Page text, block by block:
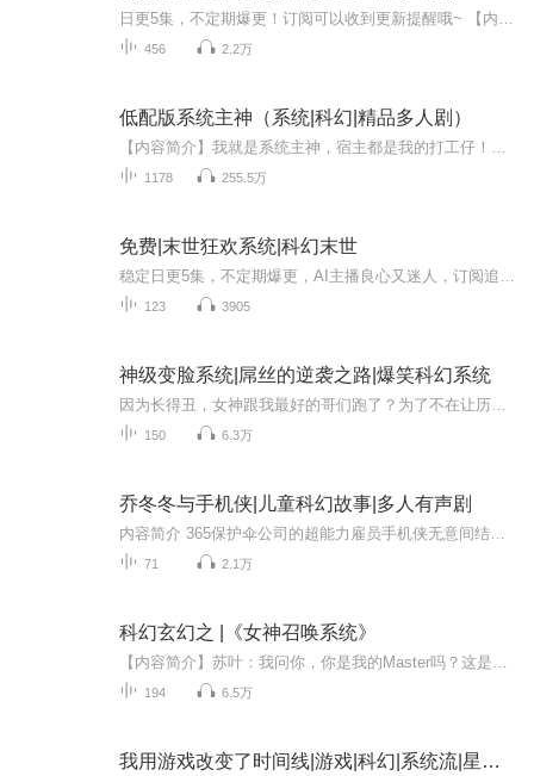
456 2.2万
低配版系统主神（系统|科幻|精品多人剧）
1178 255.5万
免费|末世狂欢系统|科幻末世
123 3905
神级变脸系统|屌丝的逆袭之路|爆笑科幻系统
150 6.3万
乔冬冬与手机侠|儿童科幻故事|多人有声剧
71 2.1万
科幻玄幻之 |《女神召唤系统》
194 6.5万
我用游戏改变了时间线|游戏|科幻|系统流|星际文明|科幻